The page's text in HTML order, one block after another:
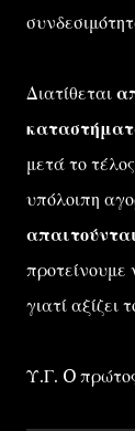
Διατίθεται
μετά το
υπόλοιπη
γιατί αξίζει
Υ.Γ. O